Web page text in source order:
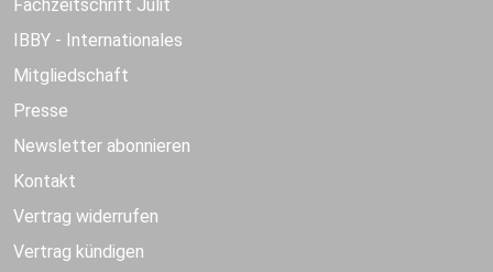
Fachzeitschrift Julit
IBBY - Internationales
Mitgliedschaft
Presse
Newsletter abonnieren
Kontakt
Vertrag widerrufen
Vertrag kündigen